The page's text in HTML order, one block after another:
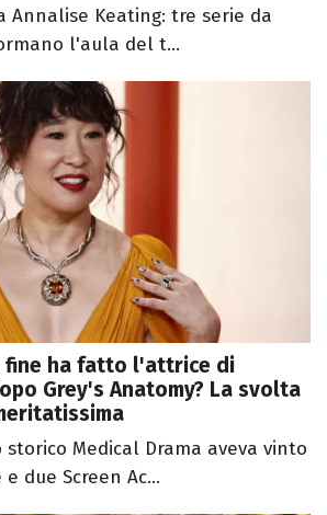
Annalise Keating: tre serie da
l'aula del t...
fine ha fatto l'attrice di
Grey's Anatomy? La svolta
Medical Drama aveva vinto
due Screen Ac...